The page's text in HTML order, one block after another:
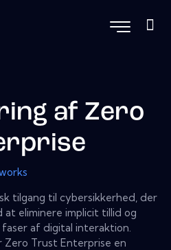
af Zero
tilgang til cybersikkerhed, der
at eliminere implicit tillid og
af digital interaktion.
Trust Enterprise en